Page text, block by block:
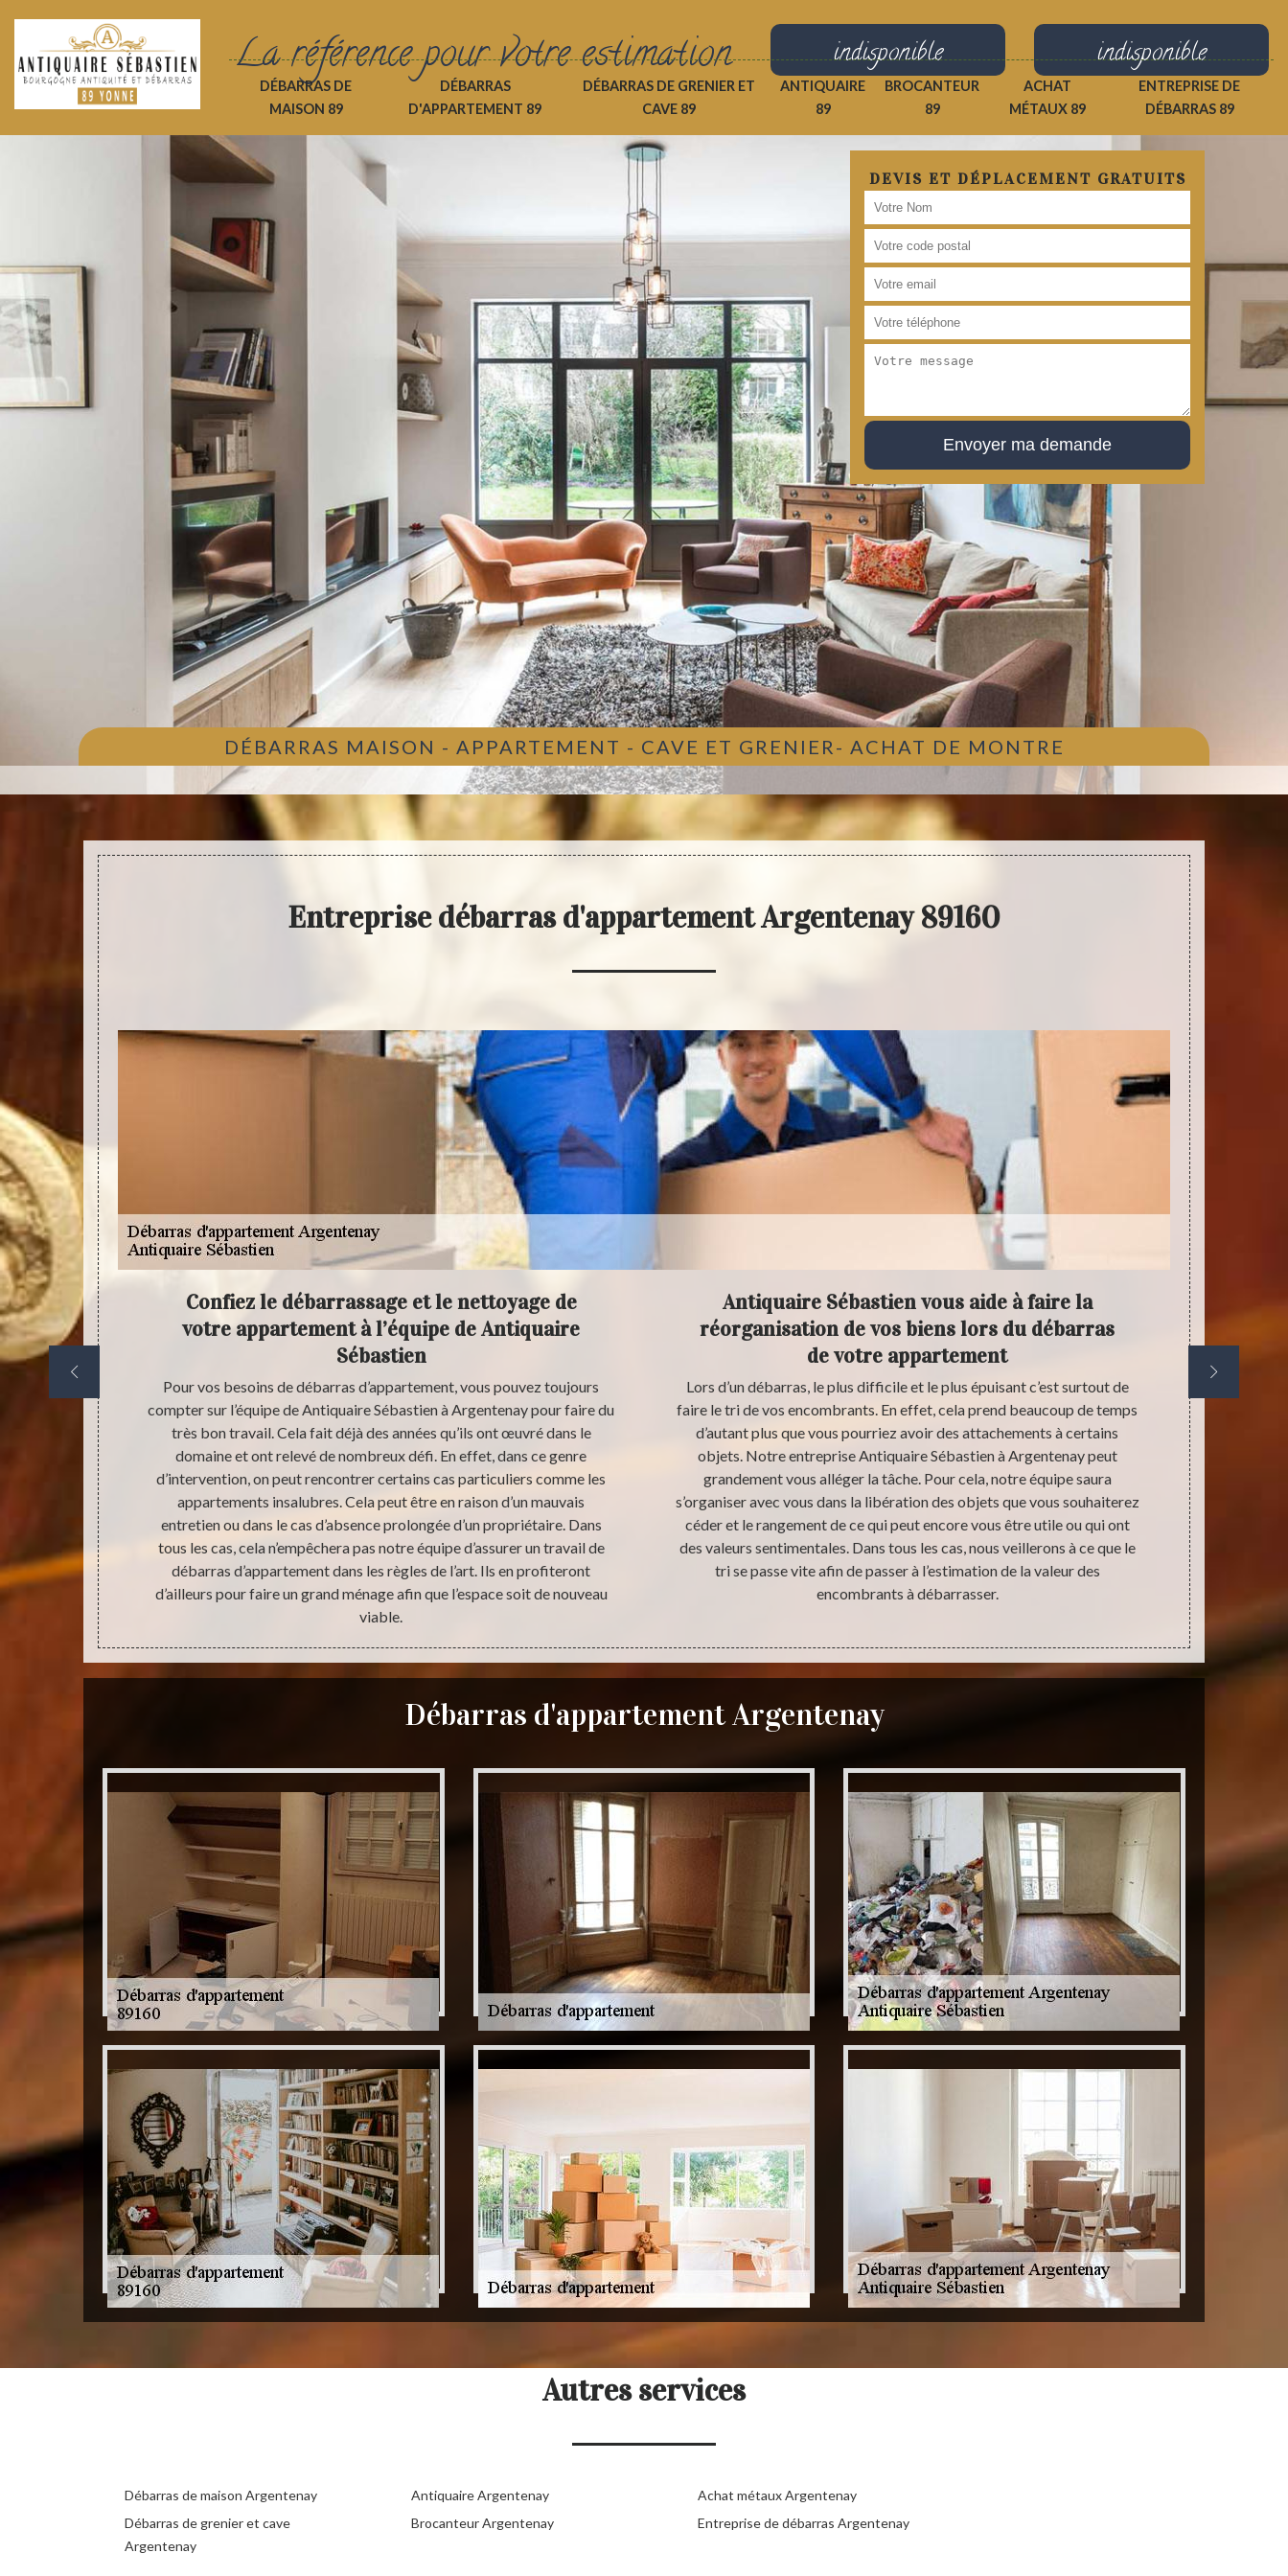
La référence pour votre estimation indisponible indisponible
DÉBARRAS DE
MAISON 89
DÉBARRAS
D'APPARTEMENT 89
DÉBARRAS DE GRENIER ET
CAVE 89
ANTIQUAIRE
89
BROCANTEUR
89
ACHAT
MÉTAUX 89
ENTREPRISE DE
DÉBARRAS 89
DEVIS ET DÉPLACEMENT GRATUITS
DÉBARRAS MAISON - APPARTEMENT - CAVE ET GRENIER- ACHAT DE MONTRE
Entreprise débarras d'appartement Argentenay 89160
lieux. Avec
nous
Confiez le débarrassage et le nettoyage de
votre appartement à l’équipe de Antiquaire
Sébastien
Pour vos besoins de débarras d’appartement, vous pouvez toujours
compter sur l’équipe de Antiquaire Sébastien à Argentenay pour faire du
très bon travail. Cela fait déjà des années qu’ils ont œuvré dans le
domaine et ont relevé de nombreux défi. En effet, dans ce genre
d’intervention, on peut rencontrer certains cas particuliers comme les
appartements insalubres. Cela peut être en raison d’un mauvais
entretien ou dans le cas d’absence prolongée d’un propriétaire. Dans
tous les cas, cela n’empêchera pas notre équipe d’assurer un travail de
débarras d’appartement dans les règles de l’art. Ils en profiteront
d’ailleurs pour faire un grand ménage afin que l’espace soit de nouveau
viable.
Antiquaire Sébastien vous aide à faire la
réorganisation de vos biens lors du débarras
de votre appartement
Lors d’un débarras, le plus difficile et le plus épuisant c’est surtout de
faire le tri de vos encombrants. En effet, cela prend beaucoup de temps
d’autant plus que vous pourriez avoir des attachements à certains
objets. Notre entreprise Antiquaire Sébastien à Argentenay peut
grandement vous alléger la tâche. Pour cela, notre équipe saura
s’organiser avec vous dans la libération des objets que vous souhaiterez
céder et le rangement de ce qui peut encore vous être utile ou qui ont
des valeurs sentimentales. Dans tous les cas, nous veillerons à ce que le
tri se passe vite afin de passer à l’estimation de la valeur des
encombrants à débarrasser.
Débarras d'appartement Argentenay
Autres services
Débarras de maison Argentenay
Débarras de grenier et cave
Argentenay
Antiquaire Argentenay
Brocanteur Argentenay
Achat métaux Argentenay
Entreprise de débarras Argentenay